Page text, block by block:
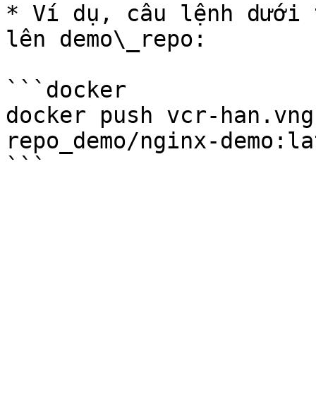
* Ví dụ, câu lệnh dưới
lên demo\_repo:
```docker
docker push vcr-
repo_demo/nginx-